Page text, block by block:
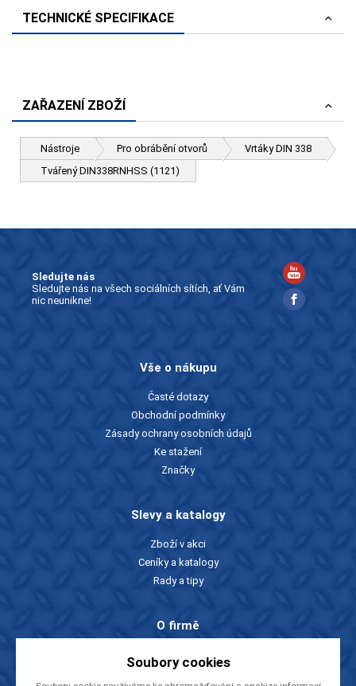
TECHNICKÉ SPECIFIKACE
ZAŘAZENÍ ZBOŽÍ
Nástroje Pro obrábění otvorů
Vrtáky DIN 338
Tvářený DIN338RNHSS (1121)
Sledujte nás
Sledujte nás na všech sociálních sítích, ať Vám
nic neunikne!
Vše o nákupu
Časté dotazy
Obchodní podmínky
Zásady ochrany osobních údajů
Ke stažení
Značky
Slevy a katalogy
Zboží v akci
Ceníky a katalogy
Rady a tipy
O firmě
Kontakty
Soubory cookies